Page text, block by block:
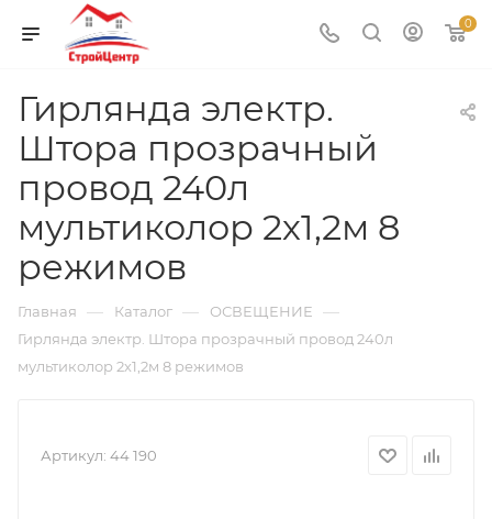
0
Гирлянда электр.
Штора прозрачный
провод 240л
мультиколор 2х1,2м 8
режимов
Главная — Каталог — ОСВЕЩЕНИЕ —
Гирлянда электр. Штора прозрачный провод 240л
мультиколор 2х1,2м 8 режимов
Артикул: 44 190